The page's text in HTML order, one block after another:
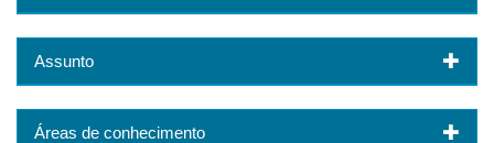
Assunto
Áreas de conhecimento